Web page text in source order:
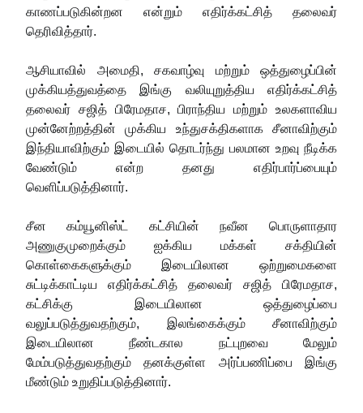
காணப்படுகின்றன என்றும் எதிர்க்கட்சித் தலைவர்
தெரிவித்தார்.
ஆசியாவில் அமைதி, சகவாழ்வு மற்றும் ஒத்துழைப்பின்
முக்கியத்துவத்தை இங்கு வலியுறுத்திய எதிர்க்கட்சித்
தலைவர் சஜித் பிரேமதாச, பிராந்திய மற்றும் உலகளாவிய
முன்னேற்றத்தின் முக்கிய உந்துசக்திகளாக சீனாவிற்கும்
இந்தியாவிற்கும் இடையில் தொடர்ந்து பலமான உறவு நீடிக்க
வேண்டும் என்ற தனது எதிர்பார்ப்பையும்
வெளிப்படுத்தினார்.
சீன கம்யூனிஸ்ட் கட்சியின் நவீன பொருளாதார
அணுகுமுறைக்கும் ஐக்கிய மக்கள் சக்தியின்
கொள்கைகளுக்கும் இடையிலான ஒற்றுமைகளை
சுட்டிக்காட்டிய எதிர்க்கட்சித் தலைவர் சஜித் பிரேமதாச,
கட்சிக்கு இடையிலான ஒத்துழைப்பை
வலுப்படுத்துவதற்கும், இலங்கைக்கும் சீனாவிற்கும்
இடையிலான நீண்டகால நட்புறவை மேலும்
மேம்படுத்துவதற்கும் தனக்குள்ள அர்ப்பணிப்பை இங்கு
மீண்டும் உறுதிப்படுத்தினார்.